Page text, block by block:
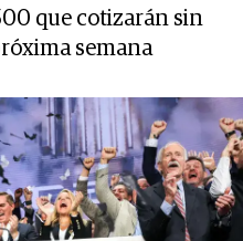
que cotizarán sin
semana